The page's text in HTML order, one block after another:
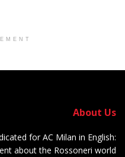
About Us
for AC Milan in English:
about the Rossoneri world.